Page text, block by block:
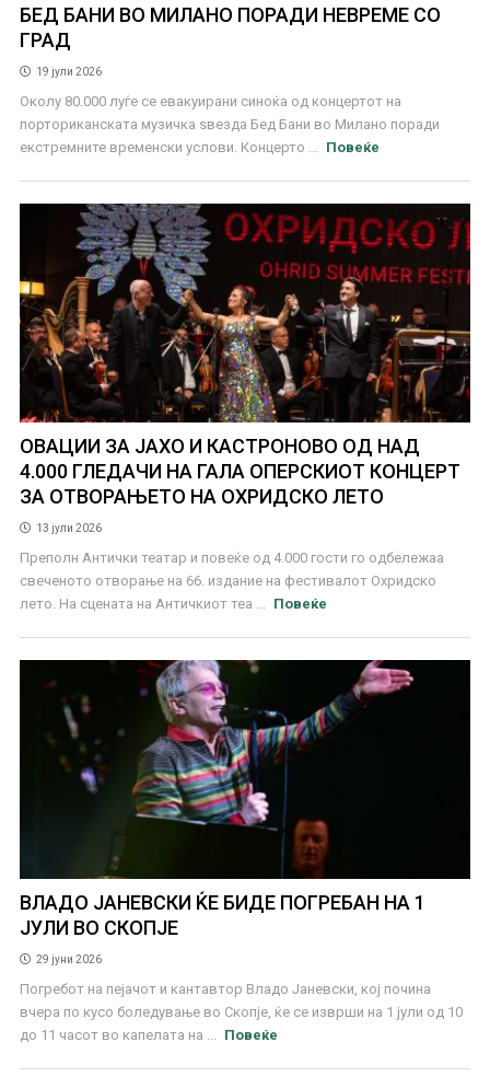
БЕД БАНИ ВО МИЛАНО ПОРАДИ НЕВРЕМЕ СО
ГРАД
19 јули 2026
Околу 80.000 луѓе се евакуирани синоќа од концертот на
порториканската музичка ѕвезда Бед Бани во Милано поради
екстремните временски услови. Концерто ...
Повеќе
ОВАЦИИ ЗА ЈАХО И КАСТРОНОВО ОД НАД
4.000 ГЛЕДАЧИ НА ГАЛА ОПЕРСКИОТ КОНЦЕРТ
ЗА ОТВОРАЊЕТО НА ОХРИДСКО ЛЕТО
13 јули 2026
Преполн Антички театар и повеќе од 4.000 гости го одбележаа
свеченото отворање на 66. издание на фестивалот Охридско
лето. На сцената на Античкиот теа ...
Повеќе
ВЛАДО ЈАНЕВСКИ ЌЕ БИДЕ ПОГРЕБАН НА 1
ЈУЛИ ВО СКОПЈЕ
29 јуни 2026
Погребот на пејачот и кантавтор Владо Јаневски, кој почина
вчера по кусо боледување во Скопје, ќе се изврши на 1 јули од 10
до 11 часот во капелата на ...
Повеќе